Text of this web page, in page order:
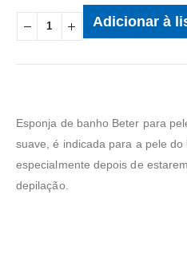
Adicionar à
Esponja de banho Beter para
suave, é indicada para a pele
especialmente depois de
depilação.